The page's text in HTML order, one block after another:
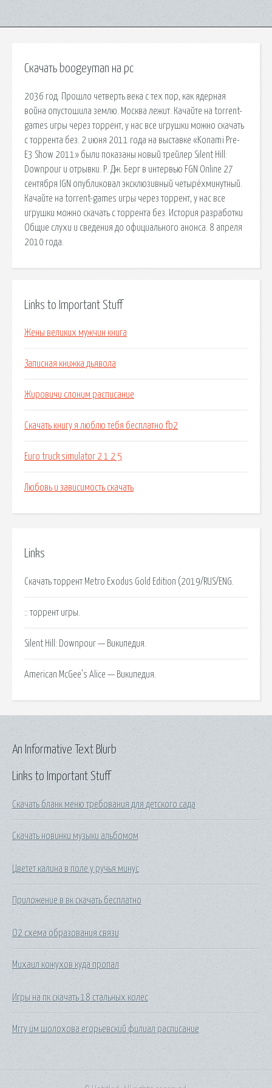
Скачать boogeyman на pc
2036 год. Прошло четверть века с тех пор, как ядерная
война опустошила землю. Москва лежит. Качайте на torrent-
games игры через торрент, у нас все игрушки можно скачать
с торрента без. 2 июня 2011 года на выставке «Konami Pre-
E3 Show 2011» были показаны новый трейлер Silent Hill:
Downpour и отрывки. Р. Дж. Берг в интервью FGN Online 27
сентября IGN опубликовал эксклюзивный четырёхминутный.
Качайте на torrent-games игры через торрент, у нас все
игрушки можно скачать с торрента без. История разработки
Общие слухи и сведения до официального анонса. 8 апреля
2010 года.
Links to Important Stuff
Жены великих мужчин книга
Записная книжка дьявола
Жировичи слоним расписание
Скачать книгу я люблю тебя бесплатно fb2
Euro truck simulator 2 1 2 5
Любовь и зависимость скачать
Links
Скачать торрент Metro Exodus Gold Edition (2019/RUS/ENG.
:: торрент игры.
Silent Hill: Downpour — Википедия.
American McGee’s Alice — Википедия.
Links to Important Stuff
Скачать бланк меню требования для детского сада
Скачать новинки музыки альбомом
Цветет калина в поле у ручья минус
Приложение в вк скачать бесплатно
O2 схема образования связи
Михаил кожухов куда пропал
Игры на пк скачать 18 стальных колес
Мггу им шолохова егорьевский филиал расписание
An Informative Text Blurb